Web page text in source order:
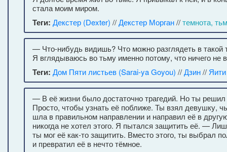
стала моим миром.
Теги: Декстер (Dexter) //Декстер Морган//темнота,
— Что-нибудь видишь? Что можно разглядеть в
Я вглядываюсь во тьму именно потому, что ничего не
Теги: Дом Пяти листьев (Sarai-ya Goyou) //Дзин// Яити
— В её жизни было достаточно трагедий. Но ты решил
Просто, чтобы узнать её поближе. Ты взял девушку,
шла в правильном направлении и направил её в
никогда не хотел этого. Я пытался защитить её. —
ты мог её как-то защитить. Вместо этого, ты выбрал
и превратил её в нечто тёмное.